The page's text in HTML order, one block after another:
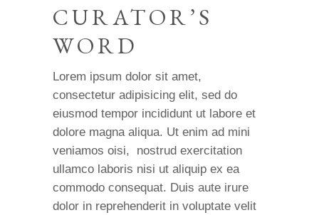
CURATOR’S
WORD
Lorem ipsum dolor sit amet,
consectetur adipisicing elit, sed do
eiusmod tempor incididunt ut labore et
dolore magna aliqua. Ut enim ad mini
veniamos oisi, nostrud exercitation
ullamco laboris nisi ut aliquip ex ea
commodo consequat. Duis aute irure
dolor in reprehenderit in voluptate velit